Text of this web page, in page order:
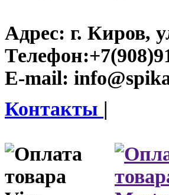
Адрес: г. Киров,
Телефон:
E-mail:
Контакты |